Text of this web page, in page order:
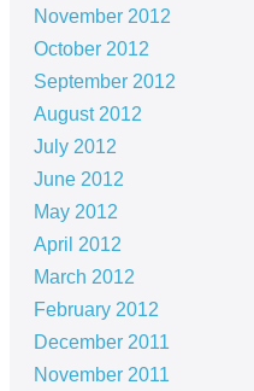
November 2012
October 2012
September 2012
August 2012
July 2012
June 2012
May 2012
April 2012
March 2012
February 2012
December 2011
November 2011